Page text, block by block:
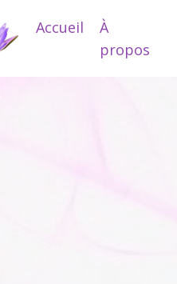
Accueil
À
propos